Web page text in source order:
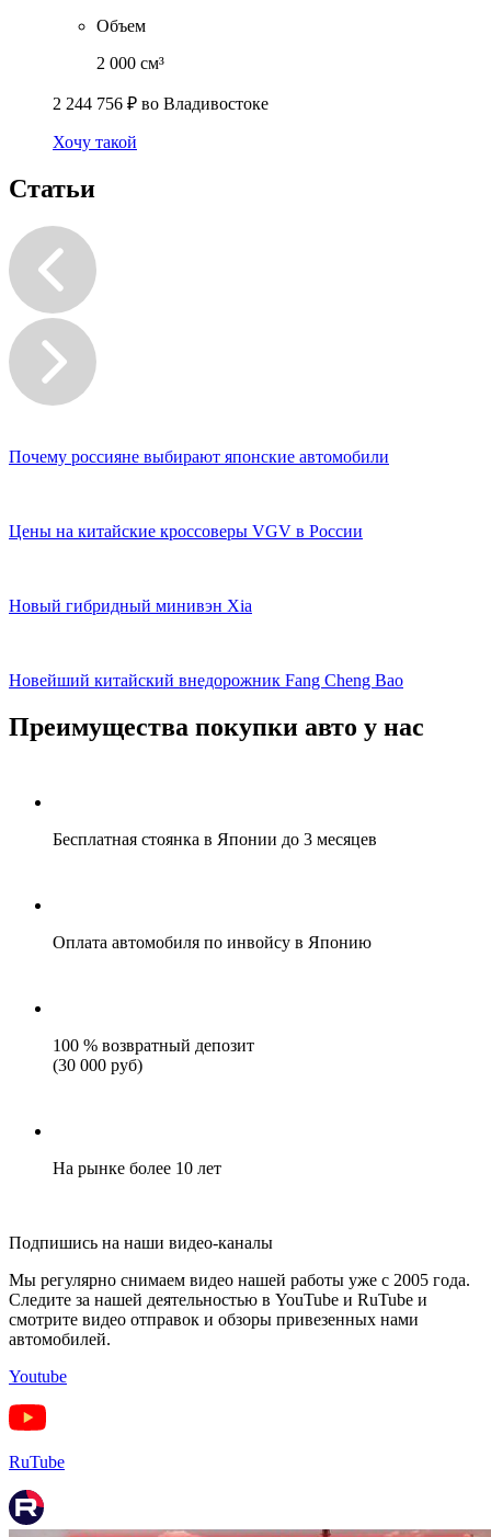
Объем
2 000 см³
2 244 756 ₽ во Владивостоке
Хочу такой
Статьи
Почему россияне выбирают японские автомобили
Цены на китайские кроссоверы VGV в России
Новый гибридный минивэн Xia
Новейший китайский внедорожник Fang Cheng Bao
Преимущества покупки авто у нас
Бесплатная стоянка в Японии до 3 месяцев
Оплата автомобиля по инвойсу в Японию
100 % возвратный депозит
(30 000 руб)
На рынке более 10 лет
Подпишись на наши видео-каналы
Мы регулярно снимаем видео нашей работы уже с 2005 года.
Следите за нашей деятельностью в YouTube и RuTube и
смотрите видео отправок и обзоры привезенных нами
автомобилей.
Youtube
RuTube